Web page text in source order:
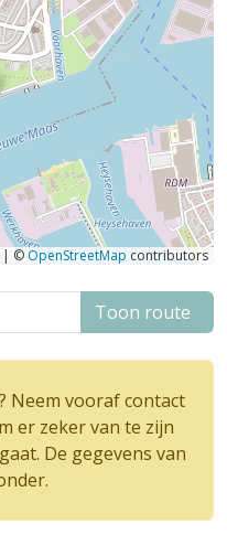
| ©OpenStreetMap contributors
Toon route
Neem vooraf contact
er zeker van te zijn
De gegevens van